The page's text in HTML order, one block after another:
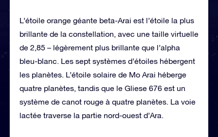
L’étoile orange géante beta-Arai est l’étoile la plus
brillante de la constellation, avec une taille virtuelle
de 2,85 – légèrement plus brillante que l’alpha
bleu-blanc. Les sept systèmes d’étoiles hébergent
les planètes. L’étoile solaire de Mo Arai héberge
quatre planètes, tandis que le Gliese 676 est un
système de canot rouge à quatre planètes. La voie
lactée traverse la partie nord-ouest d’Ara.